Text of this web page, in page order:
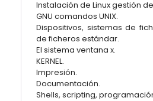
Instalación de Linux gestión
GNU comandos UNIX.
Dispositivos, sistemas de
de ficheros estándar.
El sistema ventana x.
KERNEL.
Impresión.
Documentación.
Shells, scripting,